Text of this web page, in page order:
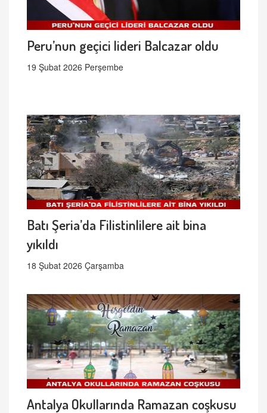
Peru’nun geçici lideri Balcazar oldu
19 Şubat 2026 Perşembe
Batı Şeria’da Filistinlilere ait bina
yıkıldı
18 Şubat 2026 Çarşamba
Antalya Okullarında Ramazan coşkusu